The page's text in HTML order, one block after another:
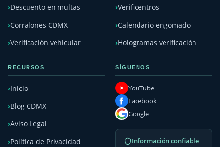
Descuento en multas
Corralones CDMX
Verificación vehicular
Verificentros
Calendario engomado
Hologramas verificación
RECURSOS
Inicio
Blog CDMX
Aviso Legal
Política de Privacidad
SÍGUENOS
YouTube
Facebook
Google
Información confiable